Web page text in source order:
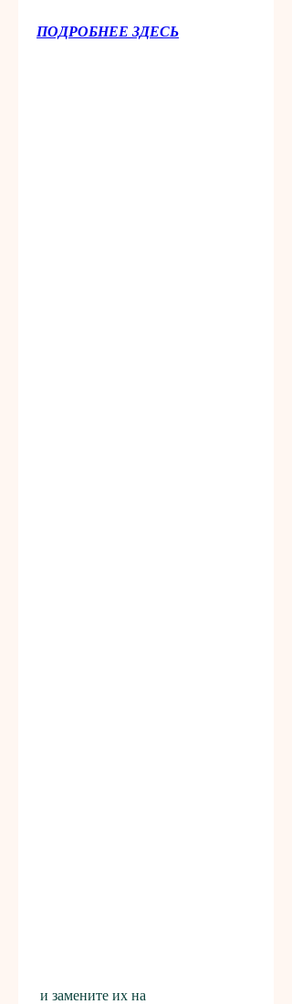
ПОДРОБНЕЕ ЗДЕСЬ